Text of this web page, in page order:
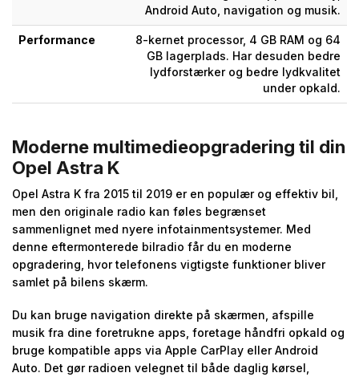
Android Auto, navigation og musik.
Performance
8-kernet processor, 4 GB RAM og 64
GB lagerplads. Har desuden bedre
lydforstærker og bedre lydkvalitet
under opkald.
Moderne multimedieopgradering til din
Opel Astra K
Opel Astra K fra 2015 til 2019 er en populær og effektiv bil,
men den originale radio kan føles begrænset
sammenlignet med nyere infotainmentsystemer. Med
denne eftermonterede bilradio får du en moderne
opgradering, hvor telefonens vigtigste funktioner bliver
samlet på bilens skærm.
Du kan bruge navigation direkte på skærmen, afspille
musik fra dine foretrukne apps, foretage håndfri opkald og
bruge kompatible apps via Apple CarPlay eller Android
Auto. Det gør radioen velegnet til både daglig kørsel,